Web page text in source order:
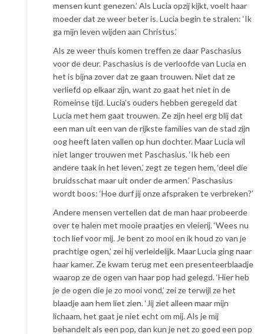
mensen kunt genezen.’ Als Lucia opzij kijkt, voelt haar
moeder dat ze weer beter is. Lucia begin te stralen: ‘Ik
ga mijn leven wijden aan Christus.’
Als ze weer thuis komen treffen ze daar Paschasius
voor de deur. Paschasius is de verloofde van Lucia en
het is bijna zover dat ze gaan trouwen. Niet dat ze
verliefd op elkaar zijn, want zo gaat het niet in de
Romeinse tijd. Lucia’s ouders hebben geregeld dat
Lucia met hem gaat trouwen. Ze zijn heel erg blij dat
een man uit een van de rijkste families van de stad zijn
oog heeft laten vallen op hun dochter. Maar Lucia wil
niet langer trouwen met Paschasius. ‘Ik heb een
andere taak in het leven,’ zegt ze tegen hem, ‘deel die
bruidsschat maar uit onder de armen.’ Paschasius
wordt boos: ‘Hoe durf jij onze afspraken te verbreken?’
Andere mensen vertellen dat de man haar probeerde
over te halen met mooie praatjes en vleierij. ‘Wees nu
toch lief voor mij. Je bent zo mooi en ik houd zo van je
prachtige ogen,’ zei hij verleidelijk. Maar Lucia ging naar
haar kamer. Ze kwam terug met een presenteerblaadje
waarop ze de ogen van haar pop had gelegd. ‘Hier heb
je de ogen die je zo mooi vond,’ zei ze terwijl ze het
blaadje aan hem liet zien. ‘Jij ziet alleen maar mijn
lichaam, het gaat je niet echt om mij. Als je mij
behandelt als een pop, dan kun je net zo goed een pop